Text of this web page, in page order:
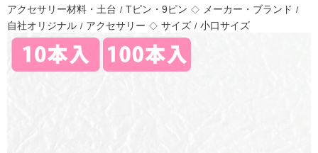
アクセサリー材料・土台 / Tピン・9ピン ◇ メーカー・ブランド /
自社オリジナル / アクセサリー ◇ サイズ / 小口サイズ